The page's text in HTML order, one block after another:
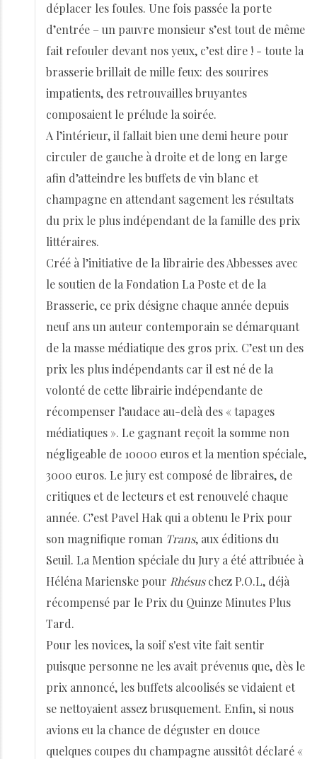
déplacer les foules. Une fois passée la porte
d’entrée – un pauvre monsieur s’est tout de même
fait refouler devant nos yeux, c’est dire ! - toute la
brasserie brillait de mille feux: des sourires
impatients, des retrouvailles bruyantes
composaient le prélude la soirée.
A l’intérieur, il fallait bien une demi heure pour
circuler de gauche à droite et de long en large
afin d’atteindre les buffets de vin blanc et
champagne en attendant sagement les résultats
du prix le plus indépendant de la famille des prix
littéraires.
Créé à l’initiative de la librairie des Abbesses avec
le soutien de la Fondation La Poste et de la
Brasserie, ce prix désigne chaque année depuis
neuf ans un auteur contemporain se démarquant
de la masse médiatique des gros prix. C’est un des
prix les plus indépendants car il est né de la
volonté de cette librairie indépendante de
récompenser l’audace au-delà des « tapages
médiatiques ». Le gagnant reçoit la somme non
négligeable de 10000 euros et la mention spéciale,
3000 euros. Le jury est composé de libraires, de
critiques et de lecteurs et est renouvelé chaque
année. C’est Pavel Hak qui a obtenu le Prix pour
son magnifique roman Trans, aux éditions du
Seuil. La Mention spéciale du Jury a été attribuée à
Héléna Marienske pour Rhésuschez P.O.L, déjà
récompensé par le Prix du Quinze Minutes Plus
Tard.
Pour les novices, la soif s'est vite fait sentir
puisque personne ne les avait prévenus que, dès le
prix annoncé, les buffets alcoolisés se vidaient et
se nettoyaient assez brusquement. Enfin, si nous
avions eu la chance de déguster en douce
quelques coupes du champagne aussitôt déclaré «